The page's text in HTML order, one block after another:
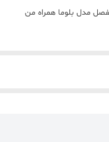
مدل بلوما همراه من